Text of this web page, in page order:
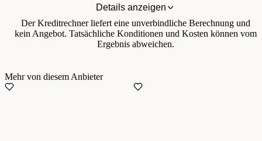
Details anzeigen
Der Kreditrechner liefert eine unverbindliche Berechnung und
kein Angebot. Tatsächliche Konditionen und Kosten können vom
Ergebnis abweichen.
Mehr von diesem Anbieter